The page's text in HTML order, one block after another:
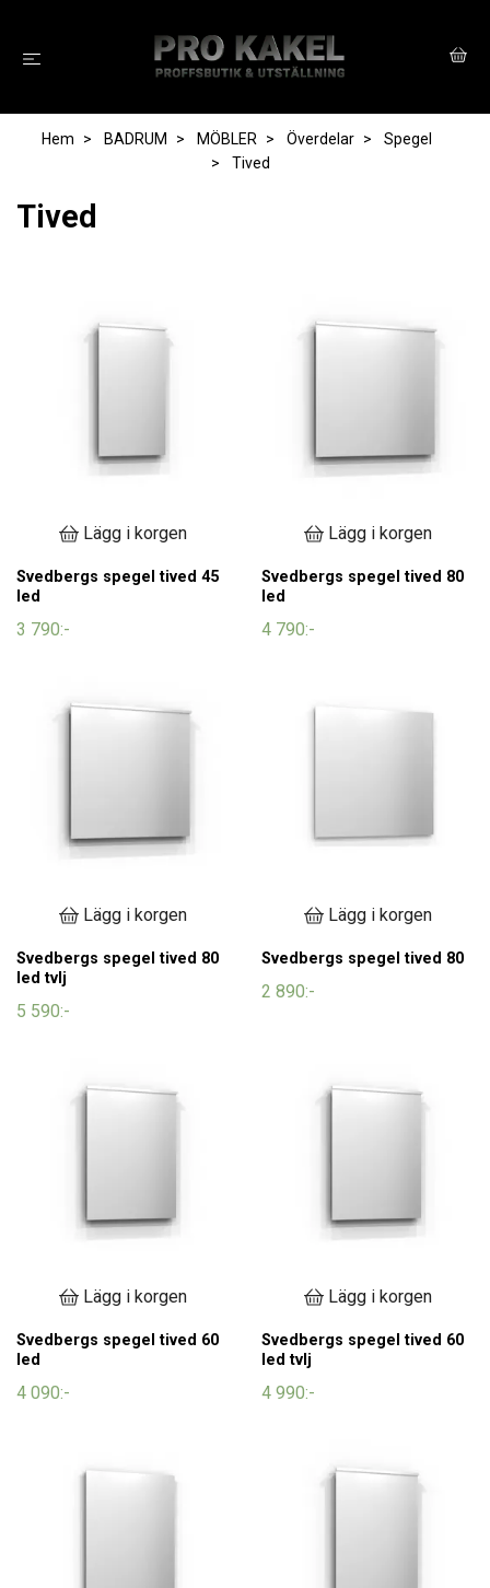
Hem BADRUM MÖBLER Överdelar
Spegel
Tived
Tived
Lägg i korgen
Svedbergs spegel tived 45
led
3 790:-
Lägg i korgen
Svedbergs spegel tived 80
led
4 790:-
Lägg i korgen
Svedbergs spegel tived 80
led tvlj
5 590:-
Lägg i korgen
Svedbergs spegel tived 80
2 890:-
Lägg i korgen
Svedbergs spegel tived 60
led
4 090:-
Lägg i korgen
Svedbergs spegel tived 60
led tvlj
4 990:-